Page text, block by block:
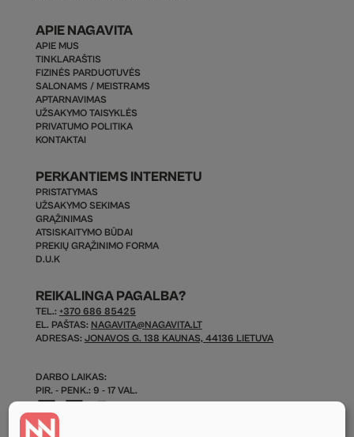
APIE NAGAVITA
APIE MUS
TINKLARAŠTIS
FIZINĖS PARDUOTUVĖS
SALONAMS / MEISTRAMS
APTARNAVIMAS
UŽSAKYMO TAISYKLĖS
PRIVATUMO POLITIKA
KONTAKTAI
PERKANTIEMS INTERNETU
PRISTATYMAS
UŽSAKYMO SEKIMAS
GRĄŽINIMAS
ATSISKAITYMO BŪDAI
PREKIŲ GRĄŽINIMO FORMA
D.U.K
REIKALINGA PAGALBA?
TEL.: +370 686 85425
EL. PAŠTAS: NAGAVITA@NAGAVITA.LT
ADRESAS: JONAVOS G. 138 KAUNAS, 44136 LIETUVA
DARBO LAIKAS:
PIR. - PENK.: 9 - 17 VAL.